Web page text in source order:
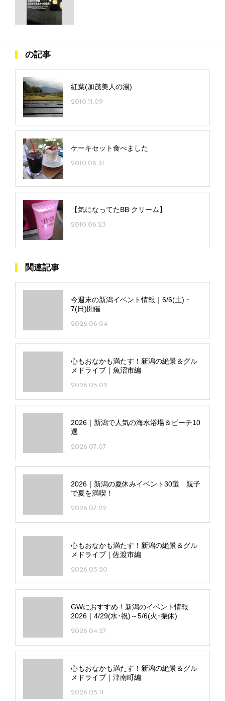
の記事
紅葉(加茂美人の湯)
2010.11.09
ケーキセット食べました
2010.08.31
【気になってたBB クリーム】
2010.06.23
関連記事
今週末の新潟イベント情報｜6/6(土)・
7(日)開催
2026.06.04
心もおなかも満たす！新潟の絶景＆グル
メドライブ｜魚沼市編
2026.05.02
2026｜新潟で人気の海水浴場＆ビーチ10
選
2026.07.07
2026｜新潟の夏休みイベント30選 親子
で夏を満喫！
2026.07.22
心もおなかも満たす！新潟の絶景＆グル
メドライブ｜佐渡市編
2026.05.20
GWにおすすめ！新潟のイベント情報
2026｜4/29(水･祝)～5/6(火･振休)
2026.04.27
心もおなかも満たす！新潟の絶景＆グル
メドライブ｜津南町編
2026.05.11